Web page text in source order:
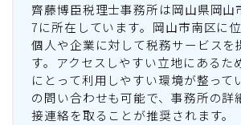
齊藤博臣税理士事務所は岡山県岡山
7に所在しています。岡山市南区に
個人や企業に対して税務サービスを
す。アクセスしやすい立地にあるた
にとって利用しやすい環境が整って
の問い合わせも可能で、事務所の詳
接連絡を取ることが推奨されます。